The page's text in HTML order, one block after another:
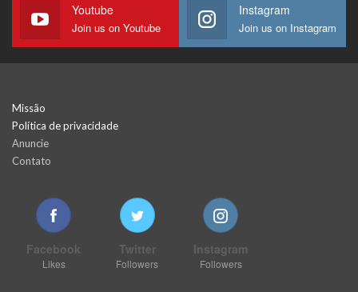
Youtube
Join us on Youtube
Instagram
Join us on Instagram
Missão
Política de privacidade
Anuncie
Contato
Facebook
Likes
Twitter
Followers
Instagram
Followers